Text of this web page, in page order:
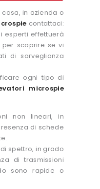
in azienda o
contattaci:
esperti effettuerà
scoprire se vi
di sorveglianza
ogni tipo di
microspie
non lineari, in
di schede
spettro, in grado
di trasmissioni
sono rapide o